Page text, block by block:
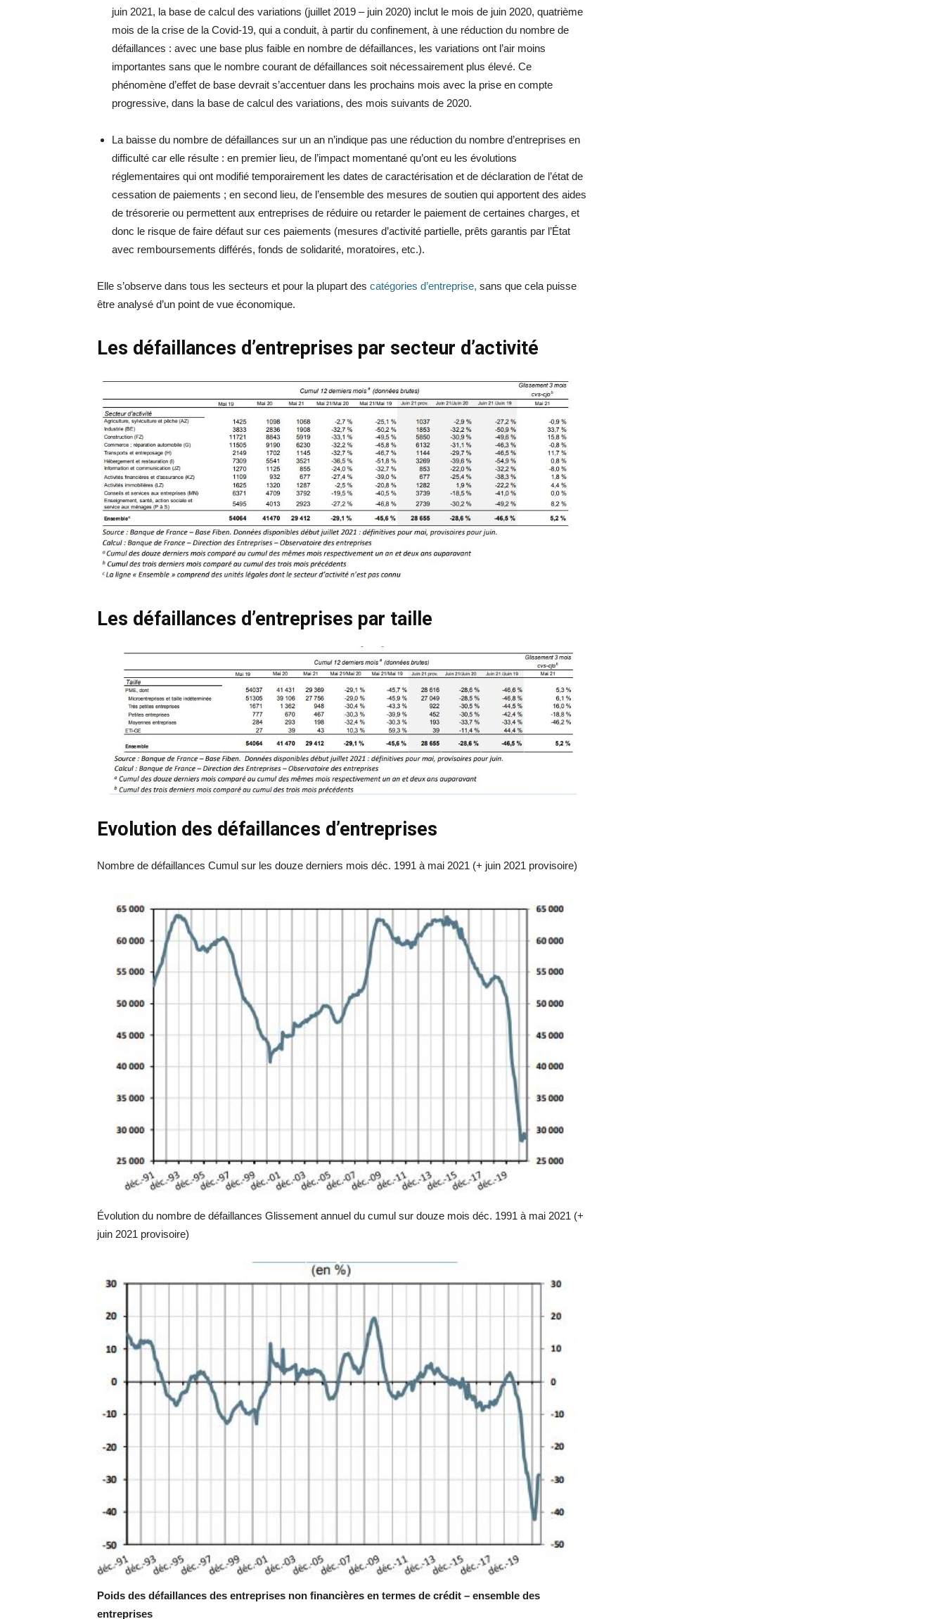
juin 2021, la base de calcul des variations (juillet 2019 – juin 2020) inclut le mois de juin 2020, quatrième
mois de la crise de la Covid-19, qui a conduit, à partir du confinement, à une réduction du nombre de
défaillances : avec une base plus faible en nombre de défaillances, les variations ont l’air moins
importantes sans que le nombre courant de défaillances soit nécessairement plus élevé. Ce
phénomène d’effet de base devrait s’accentuer dans les prochains mois avec la prise en compte
progressive, dans la base de calcul des variations, des mois suivants de 2020.
La baisse du nombre de défaillances sur un an n’indique pas une réduction du nombre d’entreprises en
difficulté car elle résulte : en premier lieu, de l’impact momentané qu’ont eu les évolutions
réglementaires qui ont modifié temporairement les dates de caractérisation et de déclaration de l’état de
cessation de paiements ; en second lieu, de l’ensemble des mesures de soutien qui apportent des aides
de trésorerie ou permettent aux entreprises de réduire ou retarder le paiement de certaines charges, et
donc le risque de faire défaut sur ces paiements (mesures d’activité partielle, prêts garantis par l’État
avec remboursements différés, fonds de solidarité, moratoires, etc.).
Elle s’observe dans tous les secteurs et pour la plupart des catégories d’entreprise, sans que cela puisse
être analysé d’un point de vue économique.
Les défaillances d’entreprises par secteur d’activité
Les défaillances d’entreprises par taille
Evolution des défaillances d’entreprises
Nombre de défaillances Cumul sur les douze derniers mois déc. 1991 à mai 2021 (+ juin 2021 provisoire)
Évolution du nombre de défaillances Glissement annuel du cumul sur douze mois déc. 1991 à mai 2021 (+
juin 2021 provisoire)
Poids des défaillances des entreprises non financières en termes de crédit – ensemble des
entreprises